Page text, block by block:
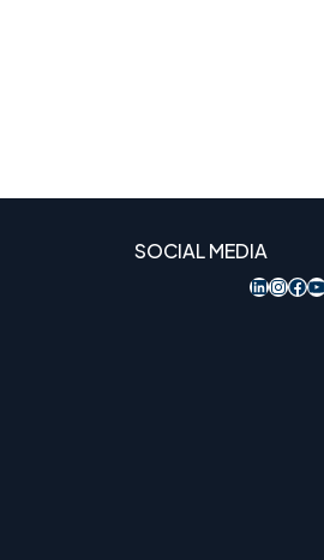
SOCIAL MEDIA
LinkedIn InstagramAcesso ao Facebook YouTube